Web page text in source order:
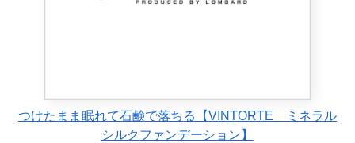
つけたまま眠れて石鹸で落ちる【VINTORTE ミネラル
シルクファンデーション】